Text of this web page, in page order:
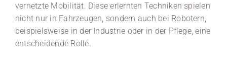
vernetzte Mobilität. Diese erlernten Techniken spielen
nicht nur in Fahrzeugen, sondern auch bei Robotern,
beispielsweise in der Industrie oder in der Pflege, eine
entscheidende Rolle.